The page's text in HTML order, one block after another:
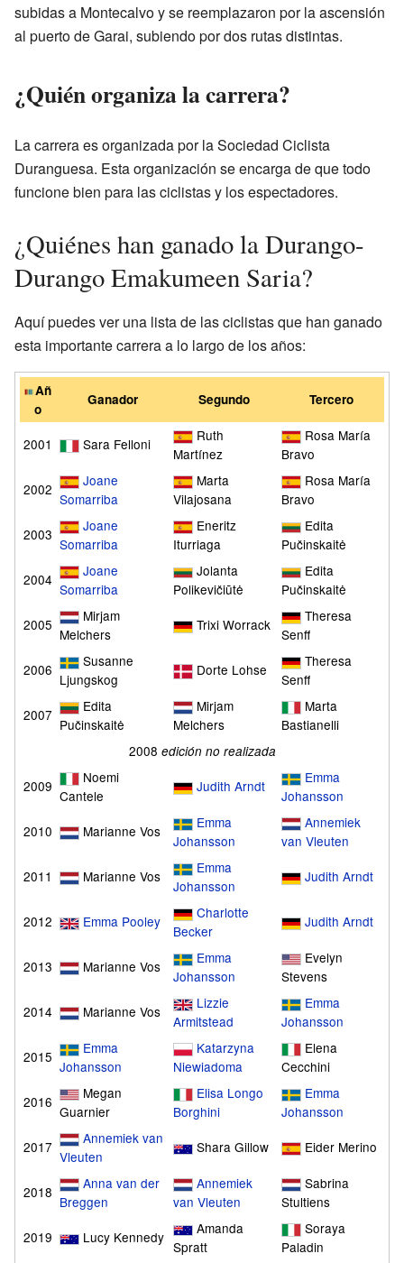
subidas a Montecalvo y se reemplazaron por la ascensión
al puerto de Garai, subiendo por dos rutas distintas.
¿Quién organiza la carrera?
La carrera es organizada por la Sociedad Ciclista
Duranguesa. Esta organización se encarga de que todo
funcione bien para las ciclistas y los espectadores.
¿Quiénes han ganado la Durango-
Durango Emakumeen Saria?
Aquí puedes ver una lista de las ciclistas que han ganado
esta importante carrera a lo largo de los años:
Añ
o
Ganador Segundo Tercero
2001 Sara Felloni
Ruth
Martínez
Rosa María
Bravo
2002
Joane
Somarriba
Marta
Vilajosana
Rosa María
Bravo
2003
Joane
Somarriba
Eneritz
Iturriaga
Edita
Pučinskaitė
2004
Joane
Somarriba
Jolanta
Polikevičiūtė
Edita
Pučinskaitė
2005
Mirjam
Melchers
Trixi Worrack
Theresa
Senff
2006
Susanne
Ljungskog
Dorte Lohse
Theresa
Senff
2007
Edita
Pučinskaitė
Mirjam
Melchers
Marta
Bastianelli
2008 edición no realizada
2009
Noemi
Cantele
Judith Arndt
Emma
Johansson
2010
Marianne Vos
Emma
Johansson
Annemiek
van Vleuten
2011
Marianne Vos
Emma
Johansson
Judith Arndt
2012 Emma Pooley
Charlotte
Becker
Judith Arndt
2013 Marianne Vos
Emma
Johansson
Evelyn
Stevens
2014
Marianne Vos
Lizzie
Armitstead
Emma
Johansson
2015
Emma
Johansson
Katarzyna
Niewiadoma
Elena
Cecchini
2016
Megan
Guarnier
Elisa Longo
Borghini
Emma
Johansson
2017
Annemiek van
Vleuten
Shara Gillow Eider Merino
2018
Anna van der
Breggen
Annemiek
van Vleuten
Sabrina
Stultiens
2019
Lucy Kennedy
Amanda
Spratt
Soraya
Paladin